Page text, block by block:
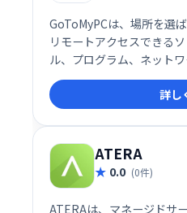
GoToMyPCは、場所を選
リモートアクセスできる
ル、プログラム、ネット
かのように操作でき、業
を選ばず、いつでもどこで
スしたい方におすすめで
詳し
ATERA
0.0 (0件)
ATERAは、マネージドサ